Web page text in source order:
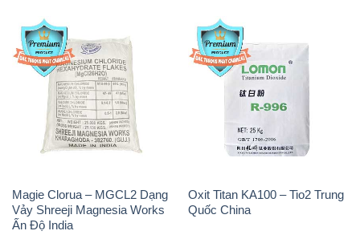
Magie Clorua – MGCL2 Dạng
Vảy Shreeji Magnesia Works
Ấn Độ India
Oxit Titan KA100 – Tio2 Trung
Quốc China